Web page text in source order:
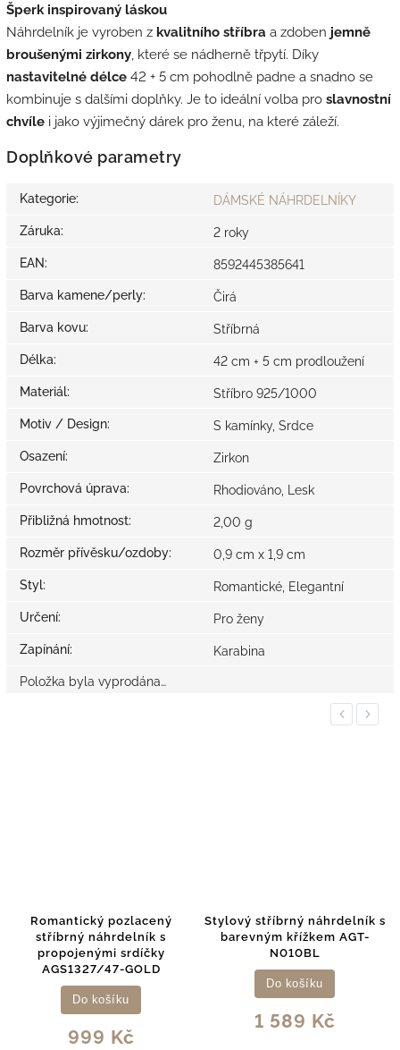
Šperk inspirovaný láskou
Náhrdelník je vyroben z kvalitního stříbra a zdoben jemně
broušenými zirkony , které se nádherně třpytí. Díky
nastavitelné délce 42 + 5 cm pohodlně padne a snadno se
kombinuje s dalšími doplňky. Je to ideální volba pro slavnostní
chvíle i jako výjimečný dárek pro ženu, na které záleží.
Doplňkové parametry
Kategorie: DÁMSKÉ NÁHRDELNÍKY
Záruka: 2 roky
EAN: 8592445385641
Barva kamene/perly: Čirá
Barva kovu: Stříbrná
Délka: 42 cm + 5 cm prodloužení
Materiál: Stříbro 925/1000
Motiv / Design: S kamínky, Srdce
Osazení: Zirkon
Povrchová úprava: Rhodiováno, Lesk
Přibližná hmotnost: 2,00 g
Rozměr přívěsku/ozdoby: 0,9 cm x 1,9 cm
Styl: Romantické, Elegantní
Určení: Pro ženy
Zapínání: Karabina
Položka byla vyprodána…
Previous
Romantický pozlacený
stříbrný náhrdelník s
propojenými srdíčky
AGS1327/47-GOLD
999 Kč
Do košíku
Stylový stříbrný náhrdelník s
barevným křížkem AGT-
N010BL
1 589 Kč
Do košíku
Next